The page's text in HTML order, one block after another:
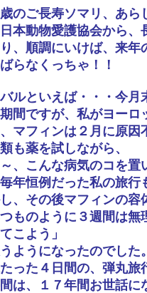
のご長寿ソマリ、あ
本動物愛護協会から
、順調にいけば、来年
らなくっちゃ！！
ルといえば・・・今
間ですが、私がヨーロ
マフィンは２月に原因
も薬を試しながら、
～、こんな病気のコを
年恒例だった私の旅
、その後マフィンの
つものように３週間は
こよう」
ようになったのでした
った４日間の、弾丸旅
は、１７年間お世話